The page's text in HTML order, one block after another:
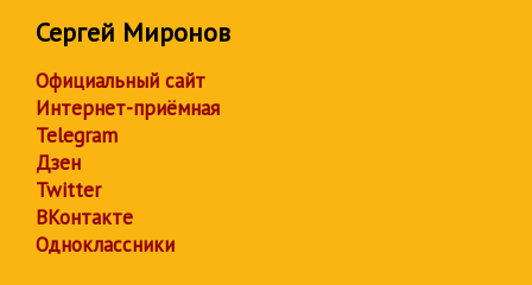
Сергей Миронов
Официальный сайт
Интернет-приёмная
Telegram
Дзен
Twitter
ВКонтакте
Одноклассники